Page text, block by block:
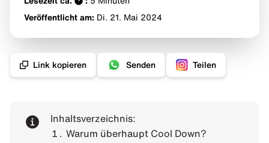
Veröffentlicht am: Di. 21. Mai 2024
Link kopieren Senden Teilen
Inhaltsverzeichnis:
Warum überhaupt Cool Down?